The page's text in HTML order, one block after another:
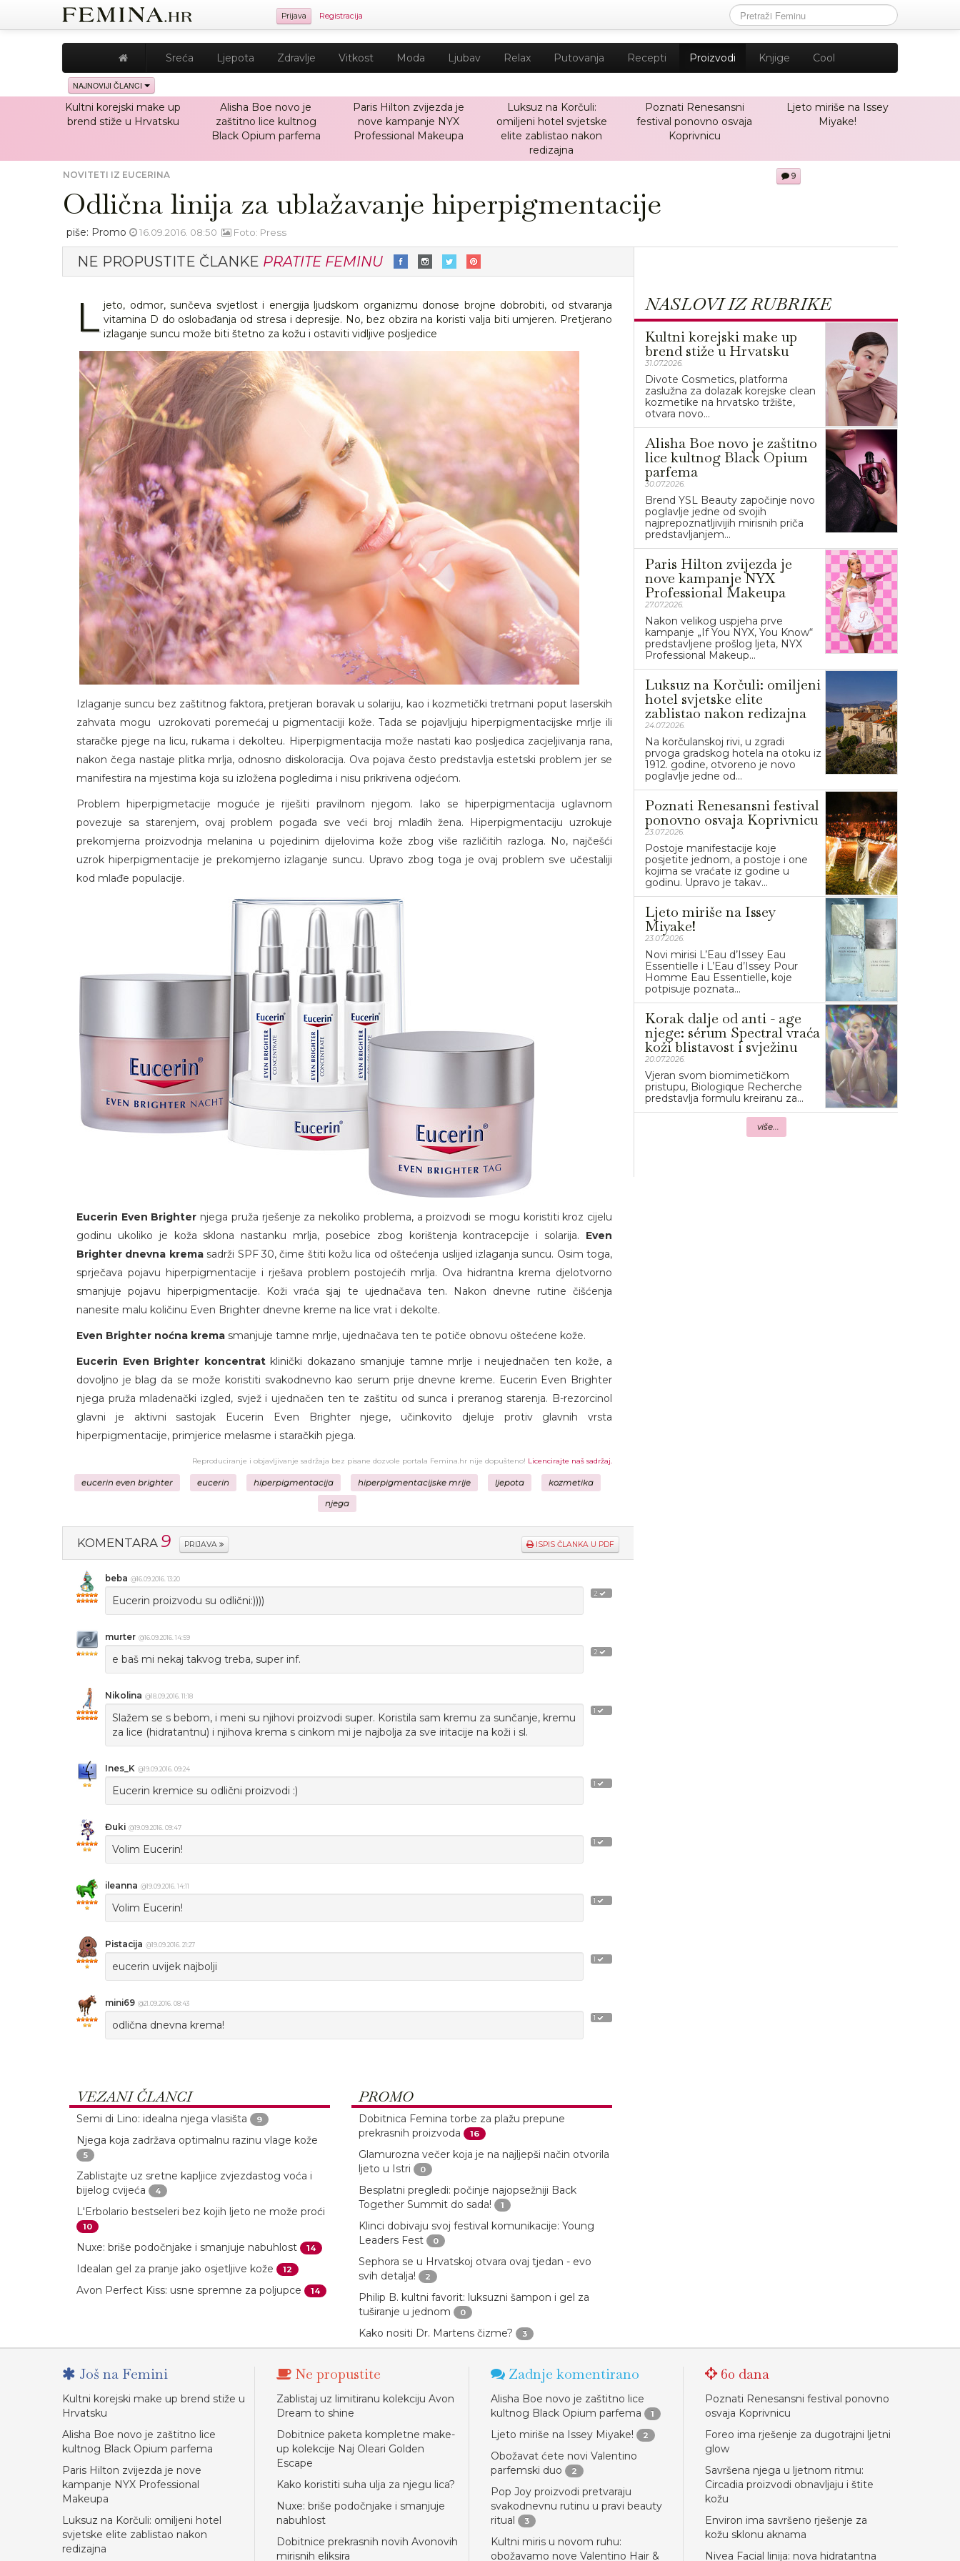
Prijava Registracija
Sreća Ljepota Zdravlje Vitkost Moda Ljubav Relax Putovanja Recepti Proizvodi Knjige Cool
NAJNOVIJI ČLANCI
Kultni korejski make up
brend stiže u Hrvatsku
Alisha Boe novo je
zaštitno lice kultnog
Black Opium parfema
Paris Hilton zvijezda je
nove kampanje NYX
Professional Makeupa
Luksuz na Korčuli:
omiljeni hotel svjetske
elite zablistao nakon
redizajna
Poznati Renesansni
festival ponovno osvaja
Koprivnicu
Ljeto miriše na Issey
Miyake!
NOVITETI IZ EUCERINA
Odlična linija za ublažavanje hiperpigmentacije
9
piše: Promo 16.09.2016. 08:50 Foto: Press
NE PROPUSTITE ČLANKE PRATITE FEMINU
L jeto, odmor, sunčeva svjetlost i energija ljudskom organizmu donose brojne dobrobiti, od stvaranja
vitamina D do oslobađanja od stresa i depresije. No, bez obzira na koristi valja biti umjeren. Pretjerano
izlaganje suncu može biti štetno za kožu i ostaviti vidljive posljedice
Izlaganje suncu bez zaštitnog faktora, pretjeran boravak u solariju, kao i kozmetički tretmani poput laserskih
zahvata mogu uzrokovati poremećaj u pigmentaciji kože. Tada se pojavljuju hiperpigmentacijske mrlje ili
staračke pjege na licu, rukama i dekolteu. Hiperpigmentacija može nastati kao posljedica zacjeljivanja rana,
nakon čega nastaje plitka mrlja, odnosno diskoloracija. Ova pojava često predstavlja estetski problem jer se
manifestira na mjestima koja su izložena pogledima i nisu prikrivena odjećom.
Problem hiperpigmetacije moguće je riješiti pravilnom njegom. Iako se hiperpigmentacija uglavnom
povezuje sa starenjem, ovaj problem pogađa sve veći broj mlađih žena. Hiperpigmentaciju uzrokuje
prekomjerna proizvodnja melanina u pojedinim dijelovima kože zbog više različitih razloga. No, najčešći
uzrok hiperpigmentacije je prekomjerno izlaganje suncu. Upravo zbog toga je ovaj problem sve učestaliji
kod mlađe populacije.
Eucerin Even Brighter njega pruža rješenje za nekoliko problema, a proizvodi se mogu koristiti kroz cijelu
godinu ukoliko je koža sklona nastanku mrlja, posebice zbog korištenja kontracepcije i solarija. Even
Brighter dnevna kremasadrži SPF 30, čime štiti kožu lica od oštećenja uslijed izlaganja suncu. Osim toga,
sprječava pojavu hiperpigmentacije i rješava problem postojećih mrlja. Ova hidrantna krema djelotvorno
smanjuje pojavu hiperpigmentacije. Koži vraća sjaj te ujednačava ten. Nakon dnevne rutine čišćenja
nanesite malu količinu Even Brighter dnevne kreme na lice vrat i dekolte.
Even Brighter noćna krema smanjuje tamne mrlje, ujednačava ten te potiče obnovu oštećene kože.
Eucerin Even Brighter koncentratklinički dokazano smanjuje tamne mrlje i neujednačen ten kože, a
dovoljno je blag da se može koristiti svakodnevno kao serum prije dnevne kreme. Eucerin Even Brighter
njega pruža mladenački izgled, svjež i ujednačen ten te zaštitu od sunca i preranog starenja. B-rezorcinol
glavni je aktivni sastojak Eucerin Even Brighter njege, učinkovito djeluje protiv glavnih vrsta
hiperpigmentacije, primjerice melasme i staračkih pjega.
Reproduciranje i objavljivanje sadržaja bez pisane dozvole portala Femina.hr nije dopušteno! Licencirajte naš sadržaj.
eucerin even brighter eucerin hiperpigmentacija hiperpigmentacijske mrlje ljepota kozmetika
njega
KOMENTARA 9 PRIJAVA ISPIS ČLANKA U PDF
2
beba @16.09.2016. 13:20
Eucerin proizvodu su odlični:))))
2
murter @16.09.2016. 14:59
e baš mi nekaj takvog treba, super inf.
1
Nikolina @18.09.2016. 11:18
Slažem se s bebom, i meni su njihovi proizvodi super. Koristila sam kremu za sunčanje, kremu
za lice (hidratantnu) i njihova krema s cinkom mi je najbolja za sve iritacije na koži i sl.
1
Ines_K @19.09.2016. 09:24
Eucerin kremice su odlični proizvodi :)
1
Đuki @19.09.2016. 09:47
Volim Eucerin!
1
ileanna @19.09.2016. 14:11
Volim Eucerin!
1
Pistacija @19.09.2016. 21:27
eucerin uvijek najbolji
1
mini69 @21.09.2016. 08:43
odlična dnevna krema!
VEZANI ČLANCI
Semi di Lino: idealna njega vlasišta 9
Njega koja zadržava optimalnu razinu vlage kože
5
Zablistajte uz sretne kapljice zvjezdastog voća i
bijelog cvijeća
4
L'Erbolario bestseleri bez kojih ljeto ne može proći
10
Nuxe: briše podočnjake i smanjuje nabuhlost 14
Idealan gel za pranje jako osjetljive kože 12
Avon Perfect Kiss: usne spremne za poljupce 14
PROMO
Dobitnica Femina torbe za plažu prepune
prekrasnih proizvoda
16
Glamurozna večer koja je na najljepši način otvorila
ljeto u Istri
0
Besplatni pregledi: počinje najopsežniji Back
Together Summit do sada!
1
Klinci dobivaju svoj festival komunikacije: Young
Leaders Fest
0
Sephora se u Hrvatskoj otvara ovaj tjedan - evo
svih detalja!
2
Philip B. kultni favorit: luksuzni šampon i gel za
tuširanje u jednom
0
Kako nositi Dr. Martens čizme? 3
NASLOVI IZ RUBRIKE
Kultni korejski make up
brend stiže u Hrvatsku
31.07.2026.
Divote Cosmetics, platforma
zaslužna za dolazak korejske clean
kozmetike na hrvatsko tržište,
otvara novo...
Alisha Boe novo je zaštitno
lice kultnog Black Opium
parfema
30.07.2026.
Brend YSL Beauty započinje novo
poglavlje jedne od svojih
najprepoznatljivijih mirisnih priča
predstavljanjem...
Paris Hilton zvijezda je
nove kampanje NYX
Professional Makeupa
27.07.2026.
Nakon velikog uspjeha prve
kampanje „If You NYX, You Know“
predstavljene prošlog ljeta, NYX
Professional Makeup...
Luksuz na Korčuli: omiljeni
hotel svjetske elite
zablistao nakon redizajna
24.07.2026.
Na korčulanskoj rivi, u zgradi
prvoga gradskog hotela na otoku iz
1912. godine, otvoreno je novo
poglavlje jedne od...
Poznati Renesansni festival
ponovno osvaja Koprivnicu
23.07.2026.
Postoje manifestacije koje
posjetite jednom, a postoje i one
kojima se vraćate iz godine u
godinu. Upravo je takav...
Ljeto miriše na Issey
Miyake!
23.07.2026.
Novi mirisi L’Eau d’Issey Eau
Essentielle i L’Eau d’Issey Pour
Homme Eau Essentielle, koje
potpisuje poznata...
Korak dalje od anti - age
njege: sérum Spectral vraća
koži blistavost i svježinu
20.07.2026.
Vjeran svom biomimetičkom
pristupu, Biologique Recherche
predstavlja formulu kreiranu za...
više...
Još na Femini
Kultni korejski make up brend stiže u
Hrvatsku
Alisha Boe novo je zaštitno lice
kultnog Black Opium parfema
Paris Hilton zvijezda je nove
kampanje NYX Professional
Makeupa
Luksuz na Korčuli: omiljeni hotel
svjetske elite zablistao nakon
redizajna
Ne propustite
Zablistaj uz limitiranu kolekciju Avon
Dream to shine
Dobitnice paketa kompletne make-
up kolekcije Naj Oleari Golden
Escape
Kako koristiti suha ulja za njegu lica?
Nuxe: briše podočnjake i smanjuje
nabuhlost
Dobitnice prekrasnih novih Avonovih
mirisnih eliksira
Zadnje komentirano
Alisha Boe novo je zaštitno lice
kultnog Black Opium parfema
1
Ljeto miriše na Issey Miyake! 2
Obožavat ćete novi Valentino
parfemski duo
2
Pop Joy proizvodi pretvaraju
svakodnevnu rutinu u pravi beauty
ritual
3
Kultni miris u novom ruhu:
obožavamo nove Valentino Hair &
60 dana
Poznati Renesansni festival ponovno
osvaja Koprivnicu
Foreo ima rješenje za dugotrajni ljetni
glow
Savršena njega u ljetnom ritmu:
Circadia proizvodi obnavljaju i štite
kožu
Environ ima savršeno rješenje za
kožu sklonu aknama
Nivea Facial linija: nova hidratantna